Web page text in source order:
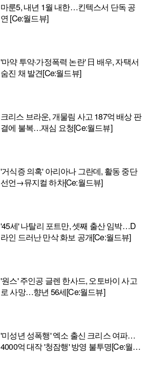
마룬5, 내년 1월 내한…킨텍스서 단독 공
연 [Ce:월드뷰]
'마약 투약·가정폭력 논란' 日 배우, 자택서
숨진 채 발견[Ce:월드뷰]
크리스 브라운, 개물림 사고 187억 배상 판
결에 불복…재심 요청[Ce:월드뷰]
'거식증 의혹' 아리아나 그란데, 활동 중단
선언→뮤지컬 하차[Ce:월드뷰]
'45세' 나탈리 포트만, 셋째 출산 임박…D
라인 드러난 만삭 화보 공개[Ce:월드뷰]
'원스' 주인공 글렌 한사드, 오토바이 사고
로 사망…향년 56세[Ce:월드뷰]
'미성년 성폭행' 엑소 출신 크리스 여파…
4000억 대작 '청잠행' 방영 불투명[Ce:월드